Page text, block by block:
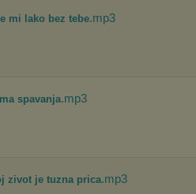
mi lako bez tebe.mp3
spavanja.mp3
zivot je tuzna prica.mp3